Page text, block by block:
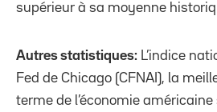
supérieur à sa moyenne
Autres statistiques: L’indice
Fed de Chicago (CFNAI), la
terme de l’économie